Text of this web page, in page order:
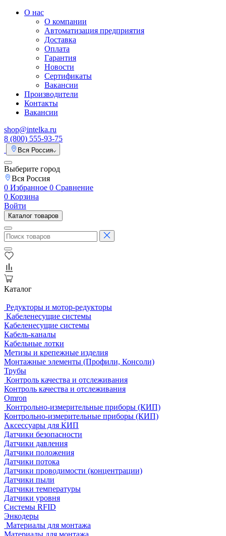
О нас
О компании
Автоматизация предприятия
Доставка
Оплата
Гарантия
Новости
Сертификаты
Вакансии
Производители
Контакты
Вакансии
shop@intelka.ru
8 (800) 555-93-75
Вся Россия
Выберите город
Вся Россия
0 Избранное 0 Сравнение
0 Корзина
Войти
Каталог товаров
Каталог
Редукторы и мотор-редукторы
Кабеленесущие системы
Кабеленесущие системы
Кабель-каналы
Кабельные лотки
Метизы и крепежные изделия
Монтажные элементы (Профили, Консоли)
Трубы
Контроль качества и отслеживания
Контроль качества и отслеживания
Omron
Контрольно-измерительные приборы (КИП)
Контрольно-измерительные приборы (КИП)
Аксессуары для КИП
Датчики безопасности
Датчики давления
Датчики положения
Датчики потока
Датчики проводимости (концентрации)
Датчики пыли
Датчики температуры
Датчики уровня
Системы RFID
Энкодеры
Материалы для монтажа
Материалы для монтажа